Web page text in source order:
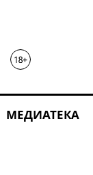
МЕДИАТЕКА